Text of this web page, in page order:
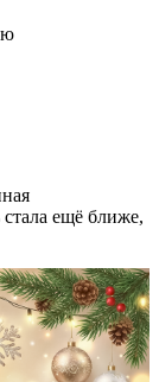
стала ещё ближе,